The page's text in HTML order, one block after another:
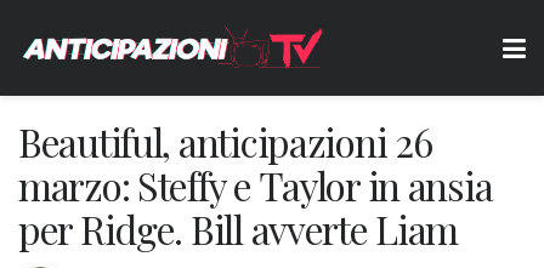
Beautiful, anticipazioni 26
marzo: Steffy e Taylor in ansia
per Ridge. Bill avverte Liam